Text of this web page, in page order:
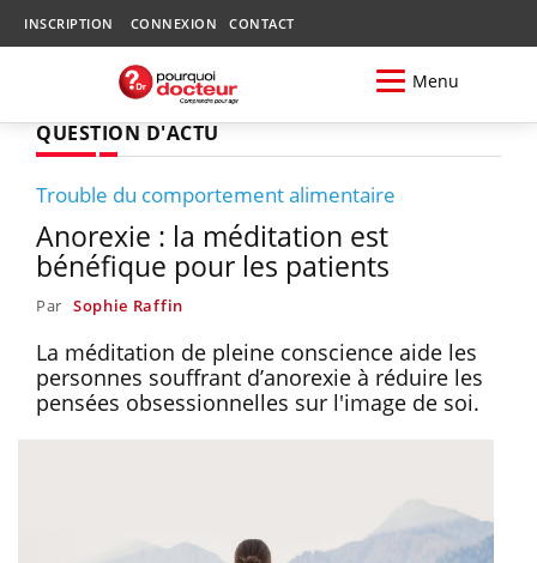
INSCRIPTION CONNEXION CONTACT
Menu
QUESTION D'ACTU
Trouble du comportement alimentaire
Anorexie : la méditation est
bénéfique pour les patients
Par Sophie Raffin
La méditation de pleine conscience aide les
personnes souffrant d’anorexie à réduire les
pensées obsessionnelles sur l'image de soi.